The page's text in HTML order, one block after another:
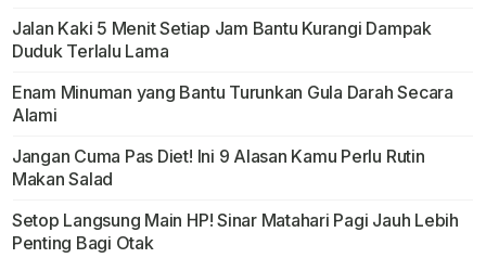
Jalan Kaki 5 Menit Setiap Jam Bantu Kurangi Dampak
Duduk Terlalu Lama
Enam Minuman yang Bantu Turunkan Gula Darah Secara
Alami
Jangan Cuma Pas Diet! Ini 9 Alasan Kamu Perlu Rutin
Makan Salad
Setop Langsung Main HP! Sinar Matahari Pagi Jauh Lebih
Penting Bagi Otak